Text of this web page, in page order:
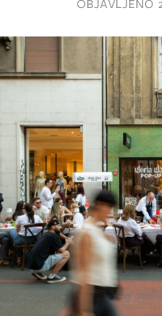
OBJAVLJENO